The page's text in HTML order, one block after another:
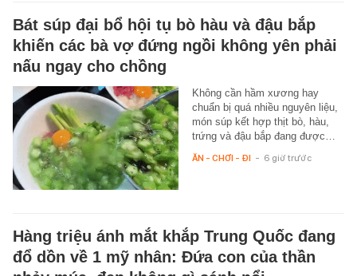
Bát súp đại bổ hội tụ bò hàu và đậu bắp
khiến các bà vợ đứng ngồi không yên phải
nấu ngay cho chồng
Không cần hầm xương hay
chuẩn bị quá nhiều nguyên liệu,
món súp kết hợp thịt bò, hàu,
trứng và đậu bắp đang được…
ĂN - CHƠI - ĐI - 6 giờ trước
Hàng triệu ánh mắt khắp Trung Quốc đang
đổ dồn về 1 mỹ nhân: Đứa con của thần